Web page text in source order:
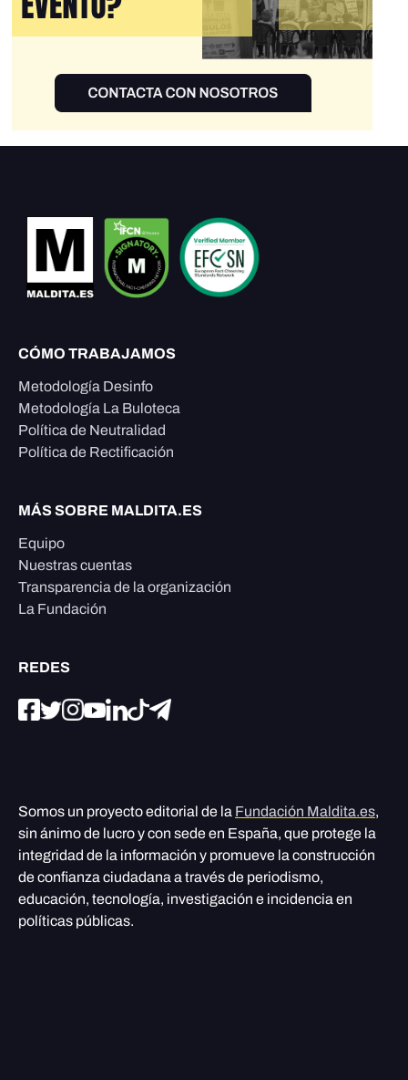
CÓMO TRABAJAMOS
Metodología Desinfo
Metodología La Buloteca
Política de Neutralidad
Política de Rectificación
MÁS SOBRE MALDITA.ES
Equipo
Nuestras cuentas
Transparencia de la organización
La Fundación
REDES
Somos un proyecto editorial de la Fundación Maldita.es,
sin ánimo de lucro y con sede en España, que protege la
integridad de la información y promueve la construcción
de confianza ciudadana a través de periodismo,
educación, tecnología, investigación e incidencia en
políticas públicas.